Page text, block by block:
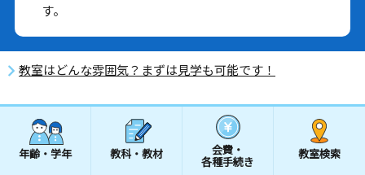
す。
教室はどんな雰囲気？まずは見学も可能です！
年齢・学年 教科・教材 会費・
各種手続き
教室検索